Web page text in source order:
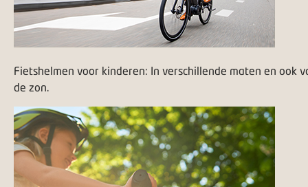
Fietshelmen voor kinderen: In verschillende maten en ook
de zon.